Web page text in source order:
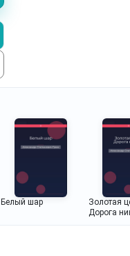
Белый шар
Золотая
Дорога